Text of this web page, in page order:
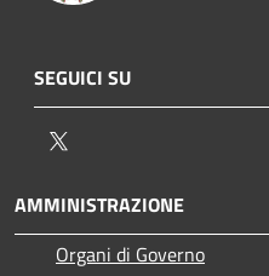
SEGUICI SU
AMMINISTRAZIONE
Organi di Governo